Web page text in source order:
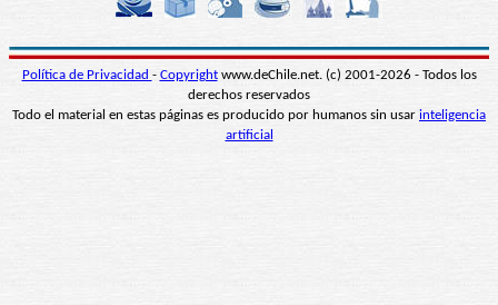
Política de Privacidad - Copyrightwww.deChile.net. (c) 2001-2026 - Todos los
derechos reservados
Todo el material en estas páginas es producido por humanos sin usar inteligencia
artificial